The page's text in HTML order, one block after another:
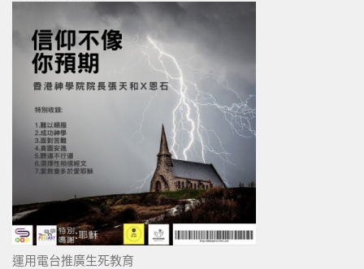
運用電台推廣生死教育